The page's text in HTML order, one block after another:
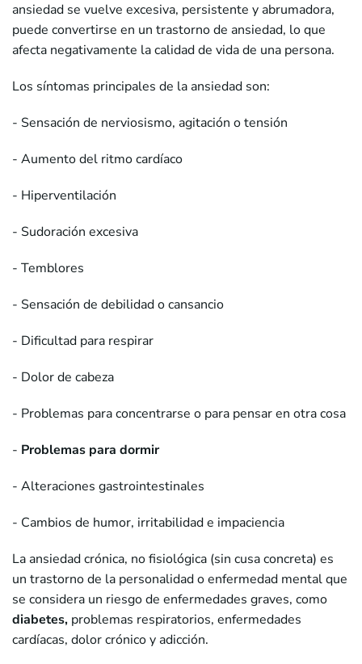
ansiedad se vuelve excesiva, persistente y abrumadora,
puede convertirse en un trastorno de ansiedad, lo que
afecta negativamente la calidad de vida de una persona.
Los síntomas principales de la ansiedad son:
- Sensación de nerviosismo, agitación o tensión
- Aumento del ritmo cardíaco
- Hiperventilación
- Sudoración excesiva
- Temblores
- Sensación de debilidad o cansancio
- Dificultad para respirar
- Dolor de cabeza
- Problemas para concentrarse o para pensar en otra cosa
- Problemas para dormir
- Alteraciones gastrointestinales
- Cambios de humor, irritabilidad e impaciencia
La ansiedad crónica, no fisiológica (sin cusa concreta) es
un trastorno de la personalidad o enfermedad mental que
se considera un riesgo de enfermedades graves, como
diabetes, problemas respiratorios, enfermedades
cardíacas, dolor crónico y adicción.